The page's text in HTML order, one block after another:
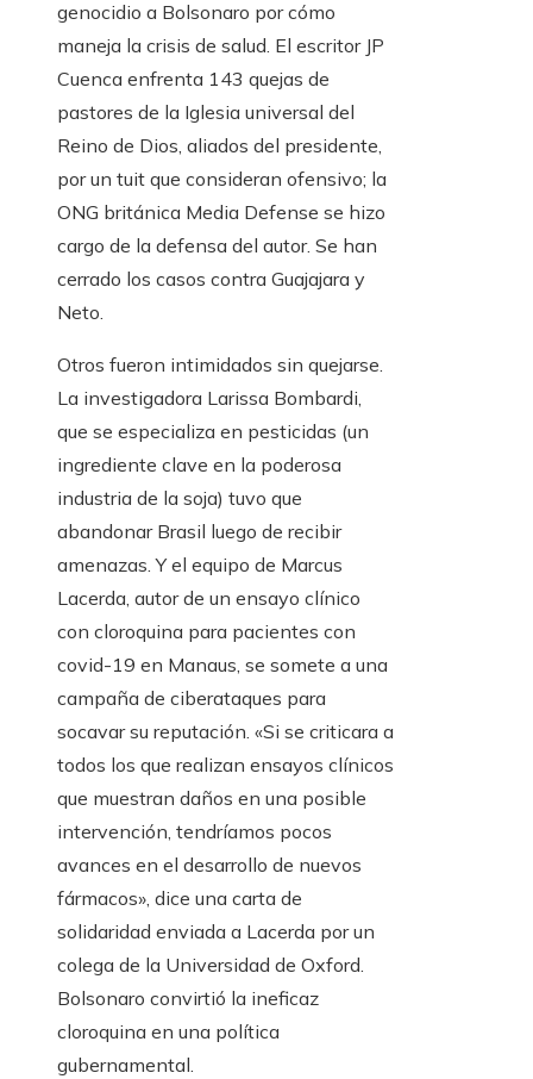
genocidio a Bolsonaro por cómo
maneja la crisis de salud. El escritor JP
Cuenca enfrenta 143 quejas de
pastores de la Iglesia universal del
Reino de Dios, aliados del presidente,
por un tuit que consideran ofensivo; la
ONG británica Media Defense se hizo
cargo de la defensa del autor. Se han
cerrado los casos contra Guajajara y
Neto.
Otros fueron intimidados sin quejarse.
La investigadora Larissa Bombardi,
que se especializa en pesticidas (un
ingrediente clave en la poderosa
industria de la soja) tuvo que
abandonar Brasil luego de recibir
amenazas. Y el equipo de Marcus
Lacerda, autor de un ensayo clínico
con cloroquina para pacientes con
covid-19 en Manaus, se somete a una
campaña de ciberataques para
socavar su reputación. «Si se criticara a
todos los que realizan ensayos clínicos
que muestran daños en una posible
intervención, tendríamos pocos
avances en el desarrollo de nuevos
fármacos», dice una carta de
solidaridad enviada a Lacerda por un
colega de la Universidad de Oxford.
Bolsonaro convirtió la ineficaz
cloroquina en una política
gubernamental.